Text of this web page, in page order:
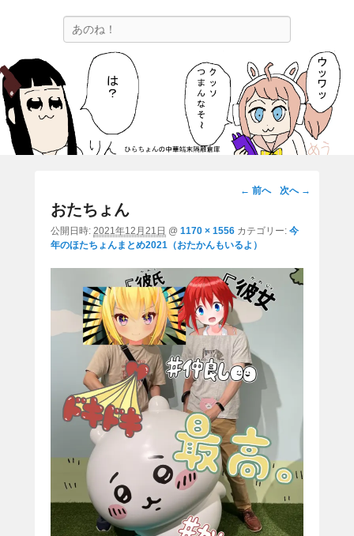
ひらちょんの中華端末隔離倉庫
ほたがページ上部にある検索バーを消してくれたサイトです。
画
ビ
ー
シ
ン
← 前へ 次へ →
おたちょん
公開日時: 2021年12月21日 @ 1170 × 1556 カテゴリー: 今
年のほたちょんまとめ2021（おたかんもいるよ）